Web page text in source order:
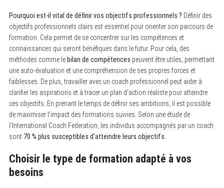
Pourquoi est-il vital de définir vos objectifs professionnels ? Définir des
objectifs professionnels clairs est essentiel pour orienter son parcours de
formation. Cela permet de se concentrer sur les compétences et
connaissances qui seront bénéfiques dans le futur. Pour cela, des
méthodes comme lebilan de compétences peuvent être utiles, permettant
une auto-évaluation et une compréhension de ses propres forces et
faiblesses. De plus, travailler avec un coach professionnel peut aider à
clarifier les aspirations et à tracer un plan d’action réaliste pour atteindre
ces objectifs. En prenant le temps de définir ses ambitions, il est possible
de maximiser l’impact des formations suivies. Selon une étude de
l’International Coach Federation, les individus accompagnés par un coach
sont 70 % plus susceptibles d’atteindre leurs objectifs.
Choisir le type de formation adapté à vos
besoins